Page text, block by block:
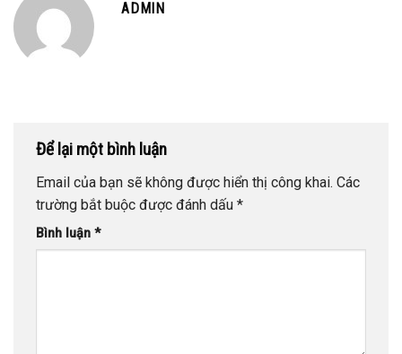
ADMIN
Để lại một bình luận
Email của bạn sẽ không được hiển thị công khai. Các
trường bắt buộc được đánh dấu *
Bình luận *